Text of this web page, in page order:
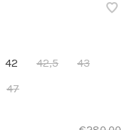
42 42,5
43
47